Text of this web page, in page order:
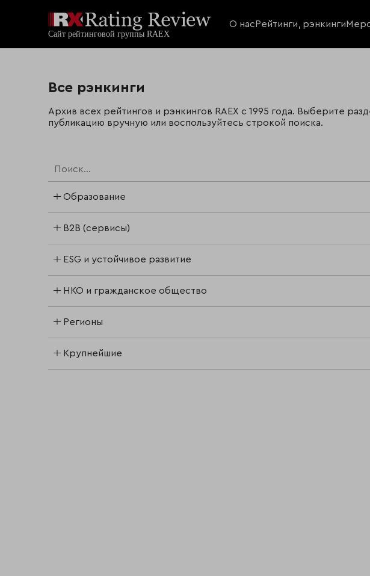
О нас Рейтинги, рэнкинги
Все рэнкинги
Архив всех рейтингов и рэнкингов RAEX с 1995 года. Выберите
публикацию вручную или воспользуйтесь строкой поиска.
Образование
B2B (сервисы)
ESG и устойчивое развитие
НКО и гражданское общество
Регионы
Крупнейшие